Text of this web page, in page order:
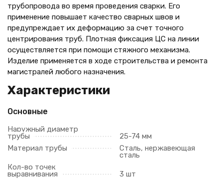
трубопровода во время проведения сварки. Его
применение повышает качество сварных швов и
предупреждает их деформацию за счет точного
центрирования труб. Плотная фиксация ЦС на линии
осуществляется при помощи стяжного механизма.
Изделие применяется в ходе строительства и ремонта
магистралей любого назначения.
Характеристики
Основные
Наружный диаметр
трубы
25-74 мм
Материал трубы
Сталь, нержавеющая
сталь
Кол-во точек
выравнивания 3 шт